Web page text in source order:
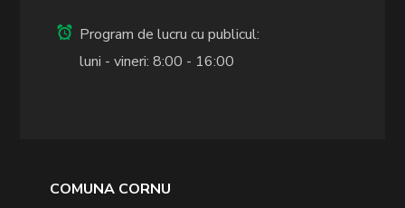
Program de lucru cu publicul:
luni - vineri: 8:00 - 16:00
COMUNA CORNU